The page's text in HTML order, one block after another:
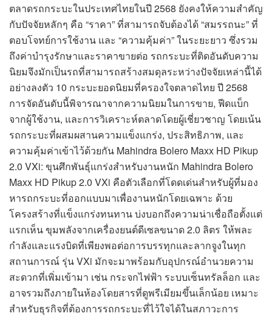
ตลาดรถกระบะในประเทศไทยในปี 2568 ยังคงให้ความสำคัญ
กับปัจจัยหลักๆ คือ “ราคา” ที่สามารถจับต้องได้ “สมรรถนะ” ที่
ตอบโจทย์การใช้งาน และ “ความคุ้มค่า” ในระยะยาว ซึ่งรวม
ถึงค่าบำรุงรักษาและราคาขายต่อ รถกระบะที่ติดอันดับความ
นิยมจึงมักเป็นรถที่สามารถสร้างสมดุลระหว่างปัจจัยเหล่านี้ได้
อย่างลงตัว 10 กระบะยอดนิยมที่ครองใจตลาดไทย ปี 2568
การจัดอันดับนี้พิจารณาจากความนิยมในการขาย, ฟีดแบ็ก
จากผู้ใช้งาน, และการวิเคราะห์ตลาดโดยผู้เชี่ยวชาญ โดยเน้น
รถกระบะที่ผสมผสานความแข็งแกร่ง, ประสิทธิภาพ, และ
ความคุ้มค่าเข้าไว้ด้วยกัน Mahindra Bolero Maxx HD Pikup
2.0 VXi: ขุนศึกพันธุ์แกร่งสำหรับงานหนัก Mahindra Bolero
Maxx HD Pikup 2.0 VXi คือตัวเลือกที่โดดเด่นสำหรับผู้ที่มอง
หารถกระบะที่ออกแบบมาเพื่องานหนักโดยเฉพาะ ด้วย
โครงสร้างที่แข็งแกร่งทนทาน บ่งบอกถึงความน่าเชื่อถือตั้งแต่
แรกเห็น ขุมพลังจากเครื่องยนต์ดีเซลขนาด 2.0 ลิตร ให้พละ
กำลังและแรงบิดที่เพียงพอต่อการบรรทุกและลากจูงในทุก
สถานการณ์ รุ่น VXi มักจะมาพร้อมกับอุปกรณ์อำนวยความ
สะดวกที่เพิ่มเข้ามา เช่น กระจกไฟฟ้า ระบบเซ็นทรัลล็อก และ
อาจรวมถึงภายในห้องโดยสารที่ดูพรีเมียมขึ้นเล็กน้อย เหมาะ
สำหรับธุรกิจที่ต้องการรถกระบะที่ไว้ใจได้ในสภาวะการ